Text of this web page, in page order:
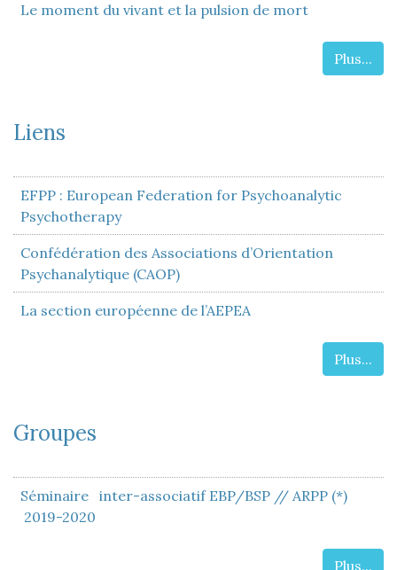
Le moment du vivant et la pulsion de mort
Plus...
Liens
EFPP : European Federation for Psychoanalytic
Psychotherapy
Confédération des Associations d’Orientation
Psychanalytique (CAOP)
La section européenne de l’AEPEA
Plus...
Groupes
Séminaire inter-associatif EBP/BSP // ARPP (*)
2019-2020
Plus...